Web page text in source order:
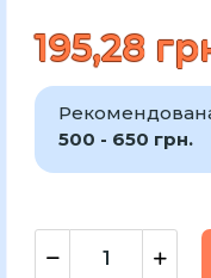
195,28
Рекомендована
500 - 650 грн.